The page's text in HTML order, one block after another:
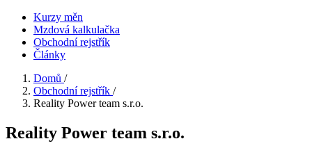
Kurzy měn
Mzdová kalkulačka
Obchodní rejstřík
Články
Domů /
Obchodní rejstřík /
Reality Power team s.r.o.
Reality Power team s.r.o.